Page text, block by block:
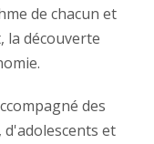
de chacun et
la découverte
des
et